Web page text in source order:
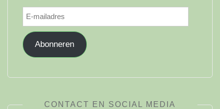
E-
mailadres
Abonneren
CONTACT EN SOCIAL MEDIA